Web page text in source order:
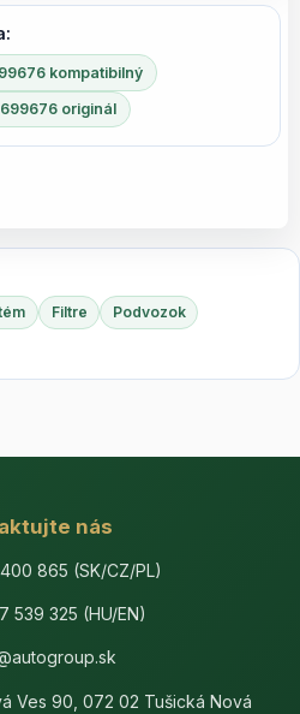
kompatibilný
originál
Filtre
Podvozok
nás
865 (SK/CZ/PL)
539 325 (HU/EN)
Ves 90, 072 02 Tušická Nová